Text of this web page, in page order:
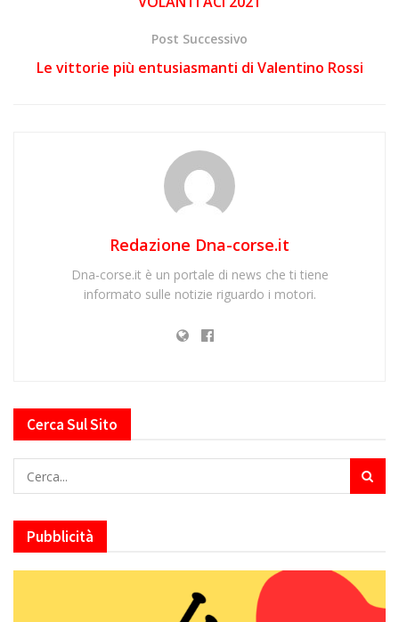
Post Successivo
Le vittorie più entusiasmanti di Valentino Rossi
Redazione Dna-corse.it
Dna-corse.it è un portale di news che ti tiene
informato sulle notizie riguardo i motori.
Cerca Sul Sito
Pubblicità